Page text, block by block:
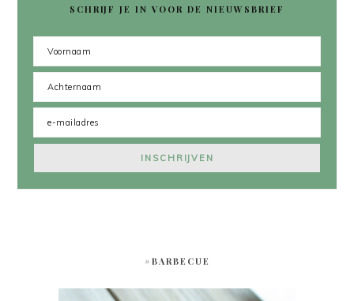
SCHRIJF JE IN VOOR DE NIEUWSBRIEF
#BARBECUE